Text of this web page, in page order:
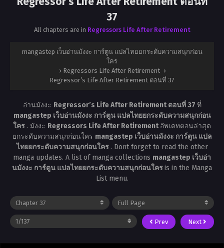
37
All chapters are in Regressors Life After Retirement
mangastep เว็บอ่านมังงะ การ์ตูน แปลไทยยกระดับความสนุกก่อน
ใคร
› Regressors Life After Retirement ›
Regressor’s Life After Retirement ตอนที่ 37
อ่านมังงะ Regressor’s Life After Retirement ตอนที่ 37 ที่
mangastep เว็บอ่านมังงะ การ์ตูน แปลไทยยกระดับความสนุกก่อน
ใคร . มังงะ Regressors Life After Retirementอัพเดทตอนล่าสุด
ยกระดับความสนุกก่อนใคร mangastep เว็บอ่านมังงะ การ์ตูน แปล
ไทยยกระดับความสนุกก่อนใคร . Dont forget to read the other
manga updates. A list of manga collections mangastep เว็บอ่า
นมังงะ การ์ตูน แปลไทยยกระดับความสนุกก่อนใครis in the Manga
List menu.
Prev Next